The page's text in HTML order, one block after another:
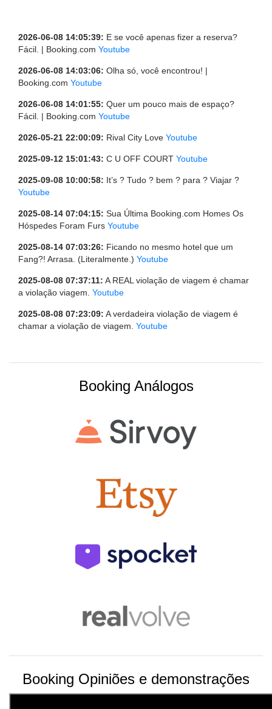
2026-06-08 14:05:39: E se você apenas fizer a reserva?
Fácil. | Booking.com Youtube
2026-06-08 14:03:06: Olha só, você encontrou! |
Booking.com Youtube
2026-06-08 14:01:55: Quer um pouco mais de espaço?
Fácil. | Booking.com Youtube
2026-05-21 22:00:09: Rival City Love Youtube
2025-09-12 15:01:43: C U OFF COURT Youtube
2025-09-08 10:00:58: It’s ? Tudo ? bem ? para ? Viajar ?
Youtube
2025-08-14 07:04:15: Sua Última Booking.com Homes Os
Hóspedes Foram Furs Youtube
2025-08-14 07:03:26: Ficando no mesmo hotel que um
Fang?! Arrasa. (Literalmente.) Youtube
2025-08-08 07:37:11: A REAL violação de viagem é chamar
a violação viagem. Youtube
2025-08-08 07:23:09: A verdadeira violação de viagem é
chamar a violação de viagem. Youtube
Booking Análogos
Booking Opiniões e demonstrações